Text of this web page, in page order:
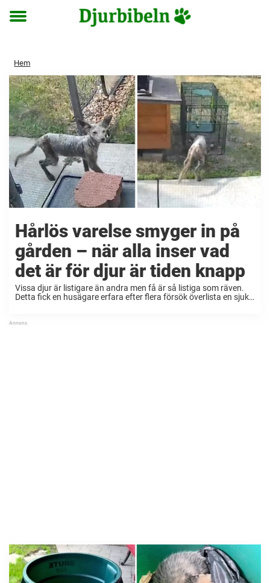
Toggle
Hem
Hårlös varelse smyger in på
gården – när alla inser vad
det är för djur är tiden knapp
Vissa djur är listigare än andra men få är så listiga som räven.
Detta fick en husägare erfara efter flera försök överlista en sjuk